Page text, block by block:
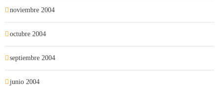
noviembre 2004
octubre 2004
septiembre 2004
junio 2004